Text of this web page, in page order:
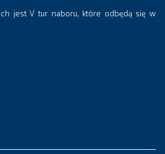
jest V tur naboru, które odbędą się w